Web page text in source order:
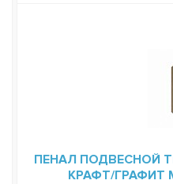
ПЕНАЛ ПОДВЕСНОЙ
КРАФТ/ГРАФИТ